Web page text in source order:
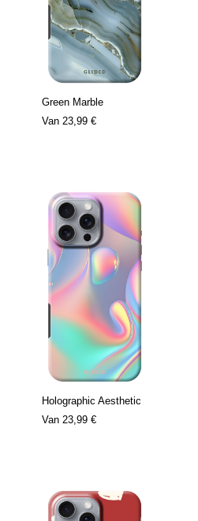
Green Marble
Van 23,99 €
Holographic Aesthetic
Van 23,99 €